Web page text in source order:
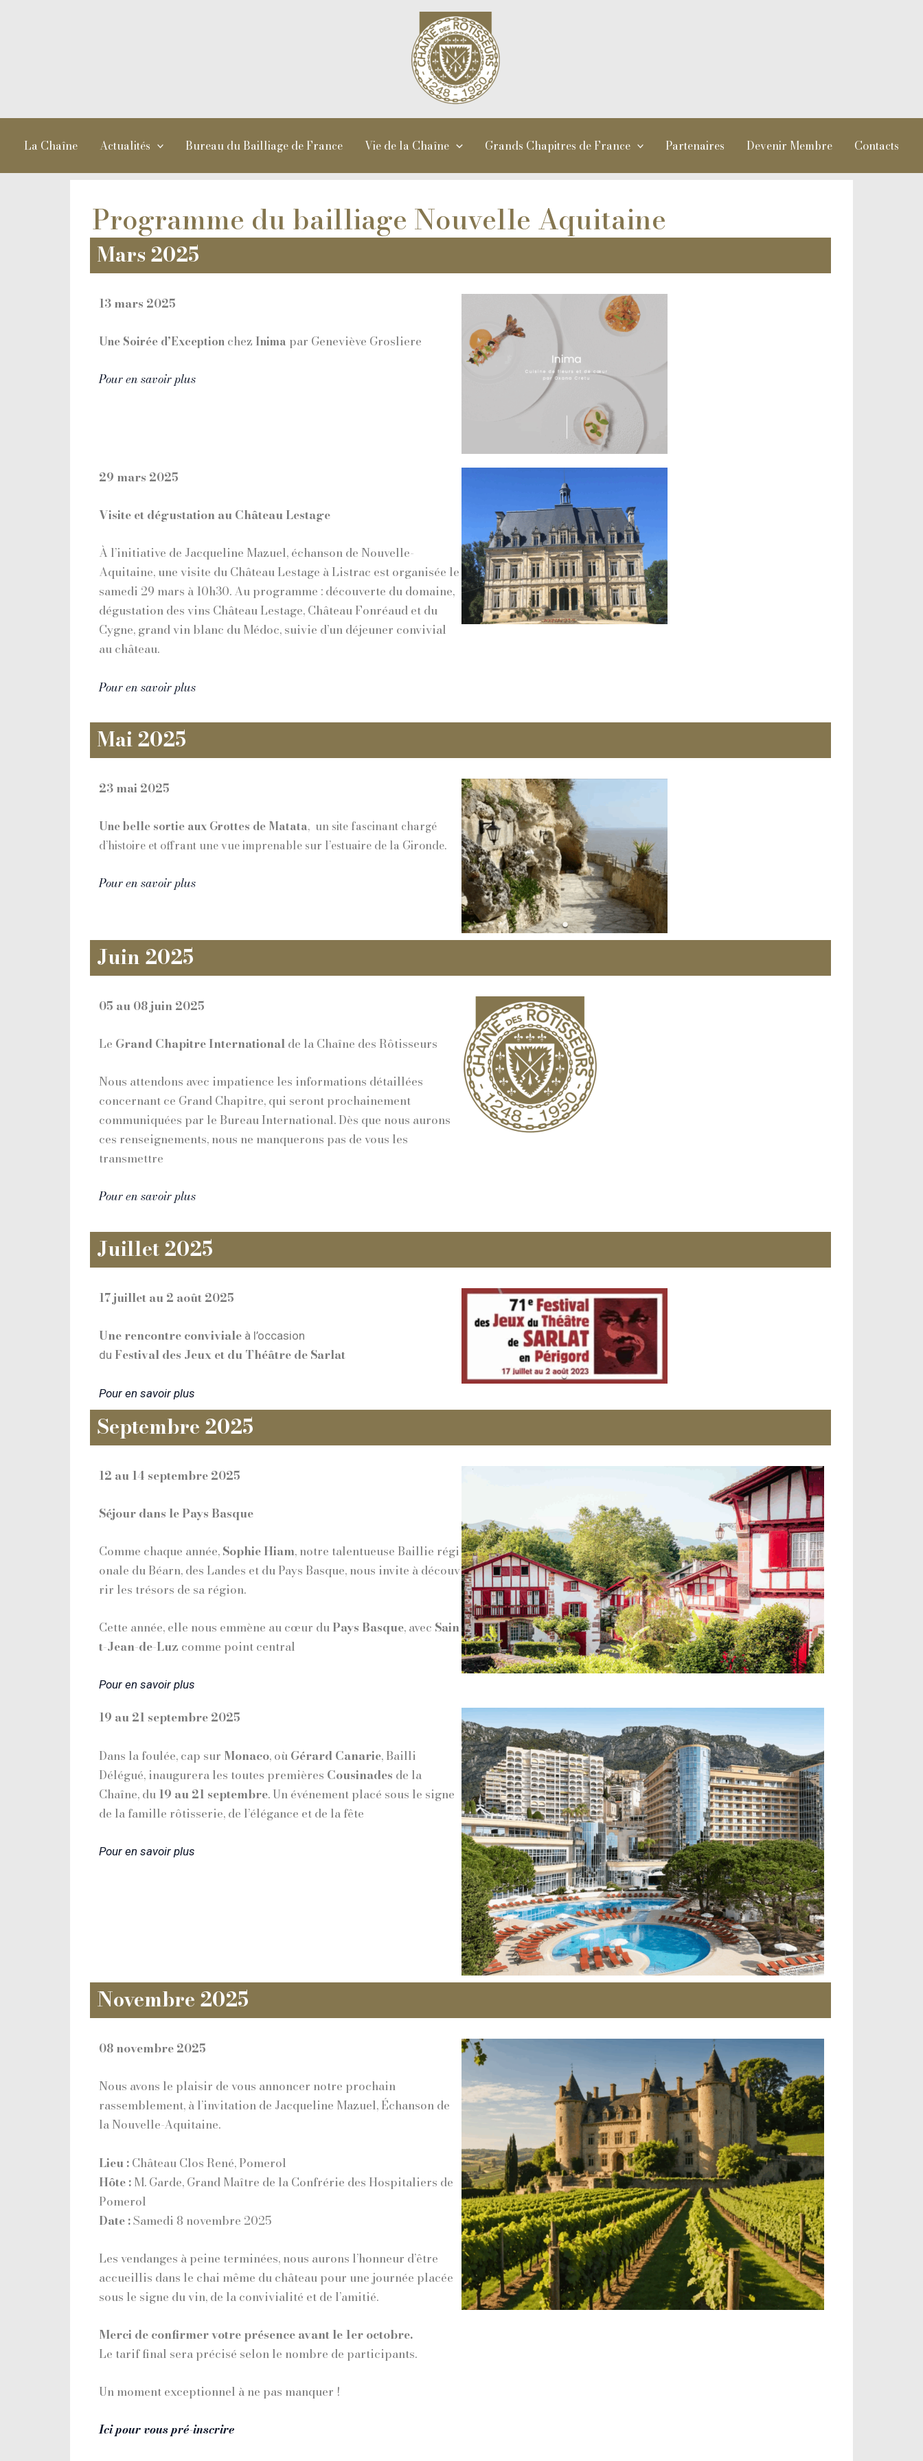
La Chaîne Actualités Bureau du Bailliage de France Vie de la Chaîne Grands Chapitres de France Partenaires Devenir Membre Contacts
Programme du bailliage Nouvelle Aquitaine
Mars 2025
13 mars 2025
Une Soirée d’Exception chez Inima par Geneviève Grosliere
Pour en savoir plus
29 mars 2025
Visite et dégustation au Château Lestage
À l’initiative de Jacqueline Mazuel, échanson de Nouvelle-
Aquitaine, une visite du Château Lestage à Listrac est organisée le
samedi 29 mars à 10h30. Au programme : découverte du domaine,
dégustation des vins Château Lestage, Château Fonréaud et du
Cygne, grand vin blanc du Médoc, suivie d’un déjeuner convivial
au château.
Pour en savoir plus
Mai 2025
23 mai 2025
Une belle sortie aux Grottes de Matata, un site fascinant chargé
d’histoire et offrant une vue imprenable sur l’estuaire de la Gironde.
Pour en savoir plus
Juin 2025
05 au 08 juin 2025
Le Grand Chapitre Internationalde la Chaîne des Rôtisseurs
Nous attendons avec impatience les informations détaillées
concernant ce Grand Chapitre, qui seront prochainement
communiquées par le Bureau International. Dès que nous aurons
ces renseignements, nous ne manquerons pas de vous les
transmettre
Pour en savoir plus
Juillet 2025
17 juillet au 2 août 2025
Une rencontre conviviale à l’occasion
du Festival des Jeux et du Théâtre de Sarlat
Pour en savoir plus
Septembre 2025
12 au 14 septembre 2025
Séjour dans le Pays Basque
Comme chaque année,Sophie Hiam, notre talentueuse Baillie régi
onale du Béarn, des Landes et du Pays Basque, nous invite à découv
rir les trésors de sa région.
Cette année, elle nous emmène au cœur duPays Basque, avec Sain
t-Jean-de-Luz comme point central
Pour en savoir plus
19 au 21 septembre 2025
Dans la foulée, cap sur Monaco, oùGérard Canarie, Bailli
Délégué, inaugurera les toutes premières Cousinades de la
Chaîne, du19 au 21 septembre. Un événement placé sous le signe
de la famille rôtisserie, de l’élégance et de la fête
Pour en savoir plus
Novembre 2025
08 novembre 2025
Nous avons le plaisir de vous annoncer notre prochain
rassemblement, à l’invitation de Jacqueline Mazuel, Échanson de
la Nouvelle-Aquitaine.
Lieu :Château Clos René, Pomerol
Hôte :M. Garde, Grand Maître de la Confrérie des Hospitaliers de
Pomerol
Date :Samedi 8 novembre 2025
Les vendanges à peine terminées, nous aurons l’honneur d’être
accueillis dans le chai même du château pour une journée placée
sous le signe du vin, de la convivialité et de l’amitié.
Merci de confirmer votre présence avant le 1er octobre.
Le tarif final sera précisé selon le nombre de participants.
Un moment exceptionnel à ne pas manquer !
Ici pour vous pré-inscrire